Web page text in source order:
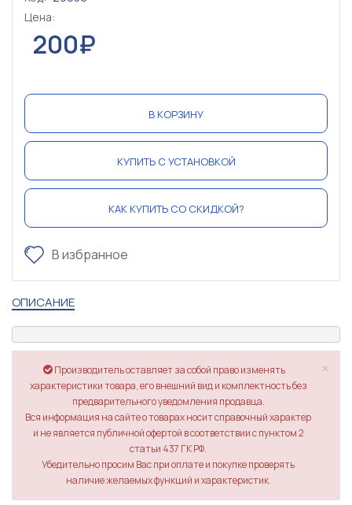
Цена:
200₽
В КОРЗИНУ
КУПИТЬ С УСТАНОВКОЙ
КАК КУПИТЬ СО СКИДКОЙ?
В избранное
ОПИСАНИЕ
×
Производитель оставляет за собой право изменять
характеристики товара, его внешний вид и комплектность без
предварительного уведомления продавца.
Вся информация на сайте о товарах носит справочный характер
и не является публичной офертой в соответствии с пунктом 2
статьи 437 ГК РФ.
Убедительно просим Вас при оплате и покупке проверять
наличие желаемых функций и характеристик.